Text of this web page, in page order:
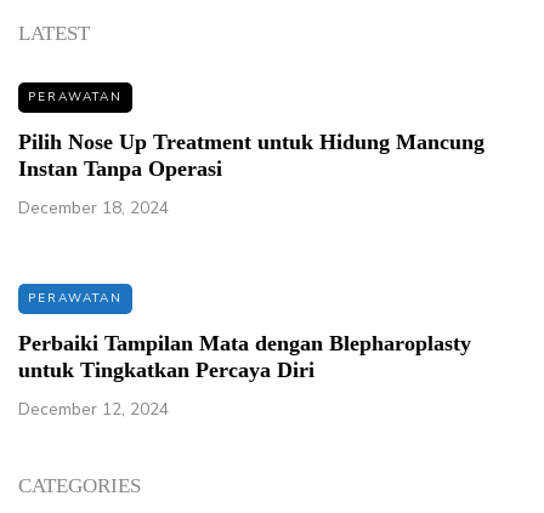
LATEST
PERAWATAN
Pilih Nose Up Treatment untuk Hidung Mancung
Instan Tanpa Operasi
December 18, 2024
PERAWATAN
Perbaiki Tampilan Mata dengan Blepharoplasty
untuk Tingkatkan Percaya Diri
December 12, 2024
CATEGORIES